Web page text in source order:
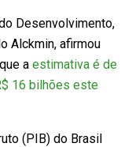
Desenvolvimento,
Alckmin, afirmou
a estimativa é de
16 bilhões este
(PIB) do Brasil